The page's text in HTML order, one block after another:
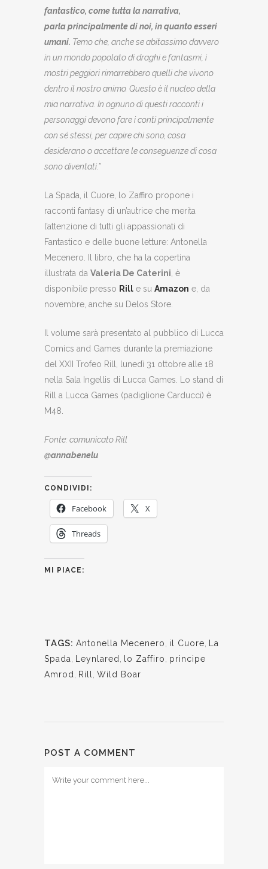
fantastico, come tutta la narrativa,
parlaprincipalmente di noi, in quanto esseri
umani. Temo che, anche se abitassimo davvero
in un mondo popolatodi draghi e fantasmi, i
mostri peggiori rimarrebbero quelli che vivono
dentro il nostro animo. Questo è il nucleo della
mia narrativa. In ognuno di questi racconti i
personaggi devono fare i conti principalmente
con sé stessi, per capire chi sono, cosa
desiderano o accettare le conseguenze di cosa
sono diventati.”
La Spada, il Cuore, lo Zaffiro propone i
racconti fantasy di un’autrice che merita
l’attenzione di tutti gli appassionati di
Fantastico e delle buone letture: Antonella
Mecenero. Il libro, che ha la copertina
illustrata da Valeria De Caterini , è
disponibile presso Rill e su Amazon e, da
novembre, anche su Delos Store.
Il volume sarà presentato al pubblico di Lucca
Comics and Games durante la premiazione
del XXII Trofeo Rill, lunedì 31 ottobre alle 18
nella Sala Ingellis di Lucca Games. Lo stand di
Rill a Lucca Games (padiglione Carducci) è
M48.
Fonte: comunicato Rill
@annabenelu
CONDIVIDI:
Facebook X
Threads
MI PIACE:
TAGS: Antonella Mecenero il Cuore
La
Spada
Leynlared lo Zaffiro
principe
Amrod
Rill Wild Boar
POST A COMMENT